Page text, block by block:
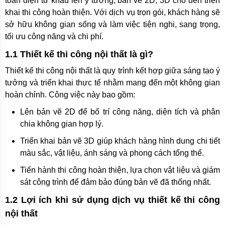
khai thi công hoàn thiện. Với dịch vụ trọn gói, khách hàng sẽ
sở hữu không gian sống và làm việc tiện nghi, sang trọng,
tối ưu công năng và chi phí.
1.1 Thiết kế thi công nội thất là gì?
Thiết kế thi công nội thất là quy trình kết hợp giữa sáng tạo ý
tưởng và triển khai thực tế nhằm mang đến một không gian
hoàn chỉnh. Công việc này bao gồm:
Lên bản vẽ 2D để bố trí công năng, diện tích và phân
chia không gian hợp lý.
Triển khai bản vẽ 3D giúp khách hàng hình dung chi tiết
màu sắc, vật liệu, ánh sáng và phong cách tổng thể.
Tiến hành thi công hoàn thiện, lựa chọn vật liệu và giám
sát công trình để đảm bảo đúng bản vẽ đã thống nhất.
1.2 Lợi ích khi sử dụng dịch vụ thiết kế thi công
nội thất